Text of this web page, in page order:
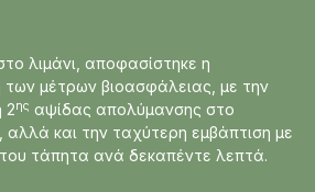
λιμάνι, αποφασίστηκε η
των μέτρων βιοασφάλειας, με την
2ης αψίδας απολύμανσης στο
αλλά και την ταχύτερη εμβάπτιση με
τάπητα ανά δεκαπέντε λεπτά.